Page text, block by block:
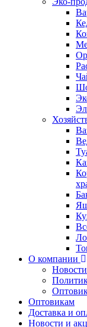
О компании
Оптовикам
Доставка и
Новости и